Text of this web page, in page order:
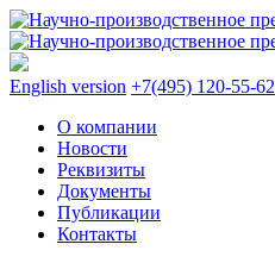
English version +7(495) 120-55-62
О компании
Новости
Реквизиты
Документы
Публикации
Контакты